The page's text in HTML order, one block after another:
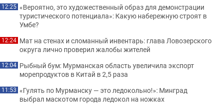
12:25 «Вероятно, это художественный образ для демонстрации
туристического потенциала»: Какую набережную строят в
Умбе?
12:24 Мат на стенах и сломанный инвентарь: глава Ловозерского
округа лично проверил жалобы жителей
12:04 Рыбный бум: Мурманская область увеличила экспорт
морепродуктов в Китай в 2,5 раза
11:53 «Гулять по Мурманску — это ледокольно!»: Минград
выбрал маскотом города ледокол на ножках